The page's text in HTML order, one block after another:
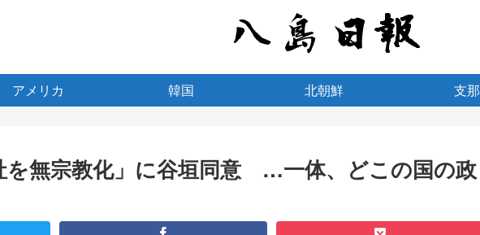
アメリカ 韓国 北朝鮮 支那
を無宗教化」に谷垣同意 …一体、どこの国の政